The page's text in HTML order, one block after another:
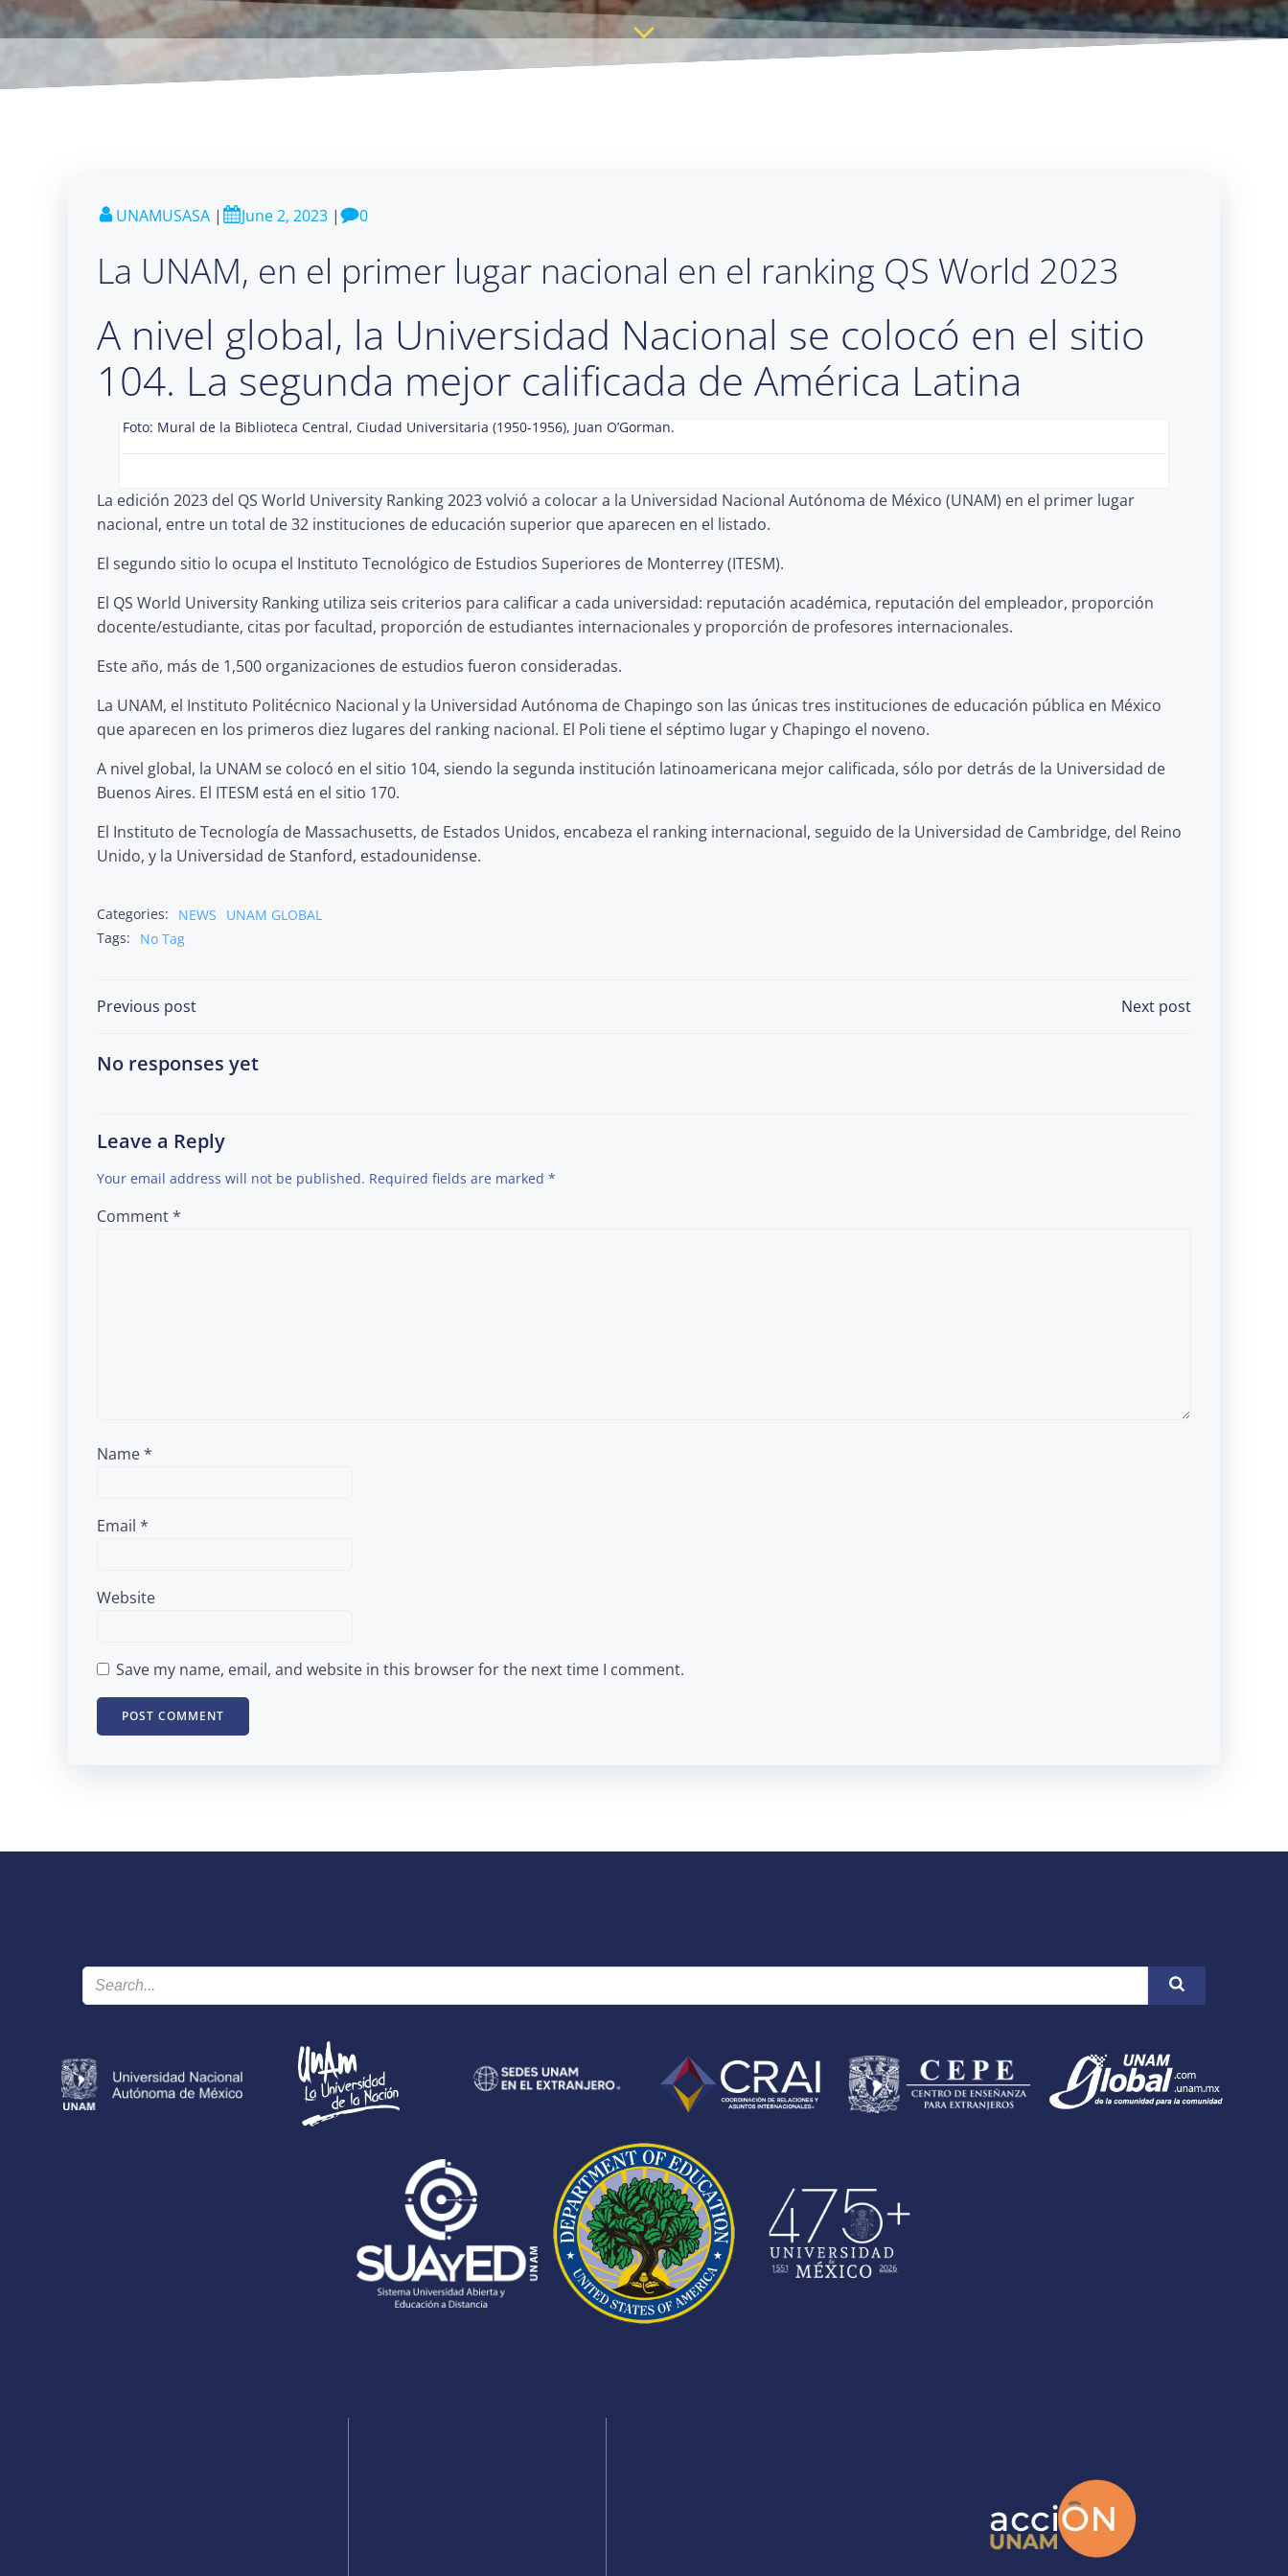
UNAMUSASA | June 2, 2023 | 0
La UNAM, en el primer lugar nacional en el ranking QS World 2023
A nivel global, la Universidad Nacional se colocó en el sitio
104. La segunda mejor calificada de América Latina
Foto: Mural de la Biblioteca Central, Ciudad Universitaria (1950-1956), Juan O’Gorman.
La edición 2023 del QS World University Ranking 2023 volvió a colocar a la Universidad Nacional Autónoma de México (UNAM) en el primer lugar
nacional, entre un total de 32 instituciones de educación superior que aparecen en el listado.
El segundo sitio lo ocupa el Instituto Tecnológico de Estudios Superiores de Monterrey (ITESM).
El QS World University Ranking utiliza seis criterios para calificar a cada universidad: reputación académica, reputación del empleador, proporción
docente/estudiante, citas por facultad, proporción de estudiantes internacionales y proporción de profesores internacionales.
Este año, más de 1,500 organizaciones de estudios fueron consideradas.
La UNAM, el Instituto Politécnico Nacional y la Universidad Autónoma de Chapingo son las únicas tres instituciones de educación pública en México
que aparecen en los primeros diez lugares del ranking nacional. El Poli tiene el séptimo lugar y Chapingo el noveno.
A nivel global, la UNAM se colocó en el sitio 104, siendo la segunda institución latinoamericana mejor calificada, sólo por detrás de la Universidad de
Buenos Aires. El ITESM está en el sitio 170.
El Instituto de Tecnología de Massachusetts, de Estados Unidos, encabeza el ranking internacional, seguido de la Universidad de Cambridge, del Reino
Unido, y la Universidad de Stanford, estadounidense.
Categories: NEWS
UNAM GLOBAL
Tags:
No Tag
Post
navigation
Previous post Next post
No responses yet
Leave a Reply
Your email address will not be published. Required fields are marked *
Comment*
Name*
Email *
Website
Save my name, email, and website in this browser for the next time I comment.